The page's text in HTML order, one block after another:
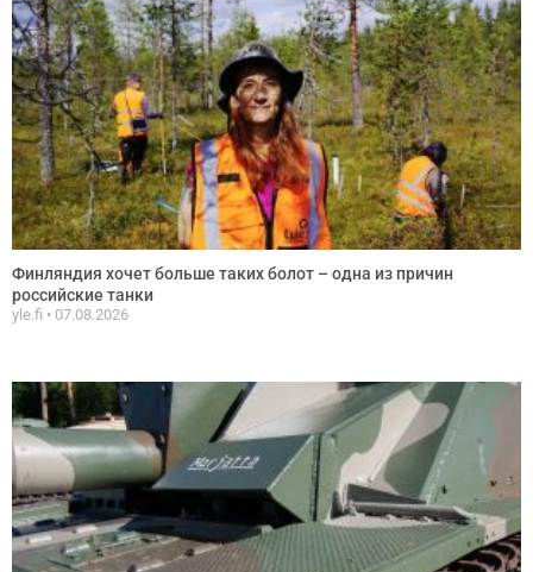
Финляндия хочет больше таких болот – одна из причин
российские танки
yle.fi 07.08.2026